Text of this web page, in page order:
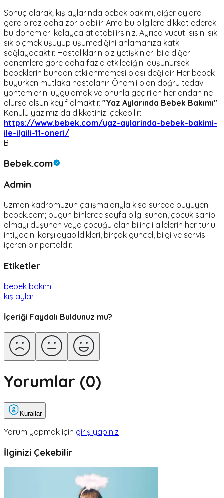
Sonuç olarak; kış aylarında bebek bakımı, diğer aylara
göre biraz daha zor olabilir. Ama bu bilgilere dikkat ederek
bu dönemleri kolayca atlatabilirsiniz. Ayrıca vücut ısısını sık
sık ölçmek üşüyüp üşümediğini anlamanıza katkı
sağlayacaktır. Hastalıkların biz yetişkinleri bile diğer
dönemlere göre daha fazla etkilediğini düşünürsek
bebeklerin bundan etkilenmemesi olası değildir. Her bebek
büyürken mutlaka hastalanır. Önemli olan doğru tedavi
yöntemlerini uygulamak ve onunla geçirilen her andan ne
olursa olsun keyif almaktır. "Yaz Aylarında Bebek Bakımı"
Konulu yazımız da dikkatinizi çekebilir:
https://www.bebek.com/yaz-aylarinda-bebek-bakimi-
ile-ilgili-11-oneri/
B
Bebek.com
Admin
Uzman kadromuzun çalışmalarıyla kısa sürede büyüyen
bebek.com; bugün binlerce sayfa bilgi sunan, çocuk sahibi
olmayı düşünen veya çocuğu olan bilinçli ailelerin her türlü
ihtiyacını karşılayabildikleri, birçok güncel, bilgi ve servis
içeren bir portaldır.
Etiketler
bebek bakımı
kış ayları
İçeriği Faydalı Buldunuz mu?
Yorumlar (0)
Kurallar
Yorum yapmak için giriş yapınız
İlginizi Çekebilir